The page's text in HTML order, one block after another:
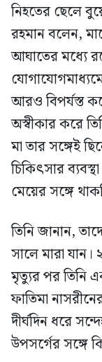
নিহতের ছেলে
রহমান বলেন,
আঘাতের মধ্যে
যোগাযোগমাধ্যমে
আরও বিপর্যস্ত
অস্বীকার করে
মা তার সঙ্গেই
চিকিৎসার
মেয়ের সঙ্গে
তিনি জানান,
সালে মারা যান।
মৃত্যুর পর তিনি
ফাতিমা
দীর্ঘদিন ধরে
উপসর্গের সঙ্গে